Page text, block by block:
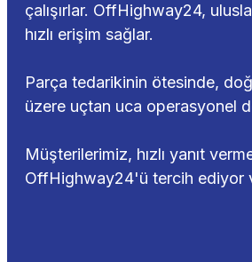
çalışırlar. OffHighway24,
hızlı erişim sağlar.
Parça tedarikinin ötesinde,
üzere uçtan uca operasyonel
Müşterilerimiz, hızlı yanıt
OffHighway24'ü tercih ediyor